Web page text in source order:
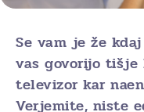
Se vam je že
vas govorijo
televizor kar
Verjemite, niste